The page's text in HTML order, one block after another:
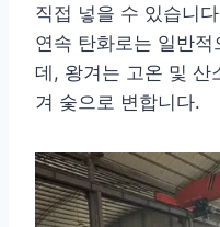
직접 넣을 수 있습니
연속 탄화로는 일반
데, 왕겨는 고온 및 산
겨 숯으로 변합니다.